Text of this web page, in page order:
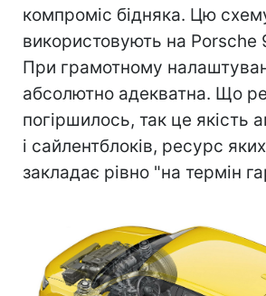
компроміс бідняка. Цю
використовують на Porsche
При грамотному
абсолютно адекватна. Що
погіршилось, так це якість
і сайлентблоків, ресурс
закладає рівно "на термін